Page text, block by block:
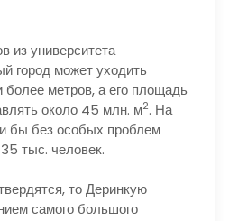
из университета
город может уходить
более метров, а его площадь
около 45 млн. м2. На
бы без особых проблем
тыс. человек.
то Деринкую
самого большого